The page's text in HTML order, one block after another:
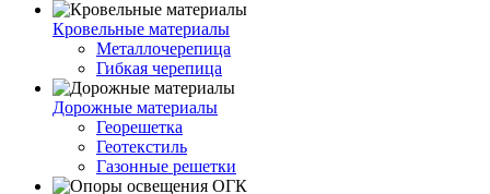
Кровельные материалы
Металлочерепица
Гибкая черепица
Дорожные материалы
Георешетка
Геотекстиль
Газонные решетки